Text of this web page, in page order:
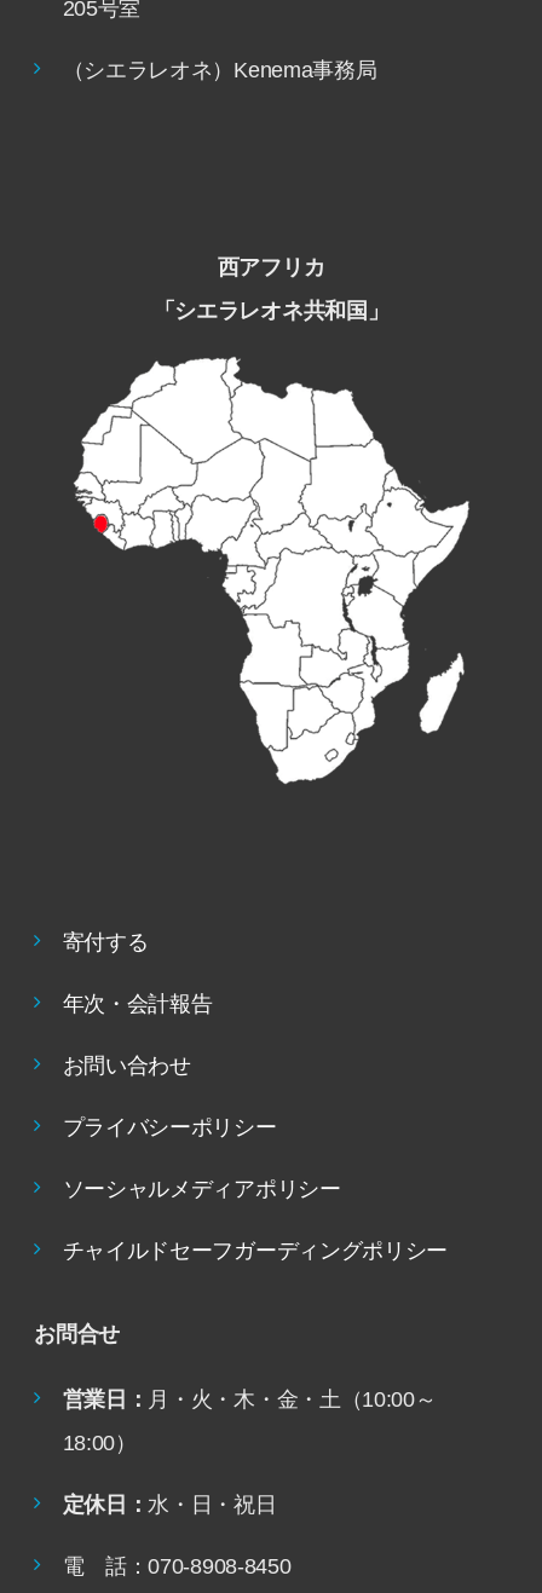
205号室
（シエラレオネ）Kenema事務局
西アフリカ
「シエラレオネ共和国」
寄付する
年次・会計報告
お問い合わせ
プライバシーポリシー
ソーシャルメディアポリシー
チャイルドセーフガーディングポリシー
お問合せ
営業日： 月・火・木・金・土（10:00～
18:00）
定休日：水・日・祝日
電 話：070-8908-8450